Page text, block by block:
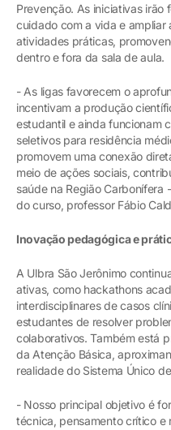
Prevenção. As iniciativas irão
cuidado com a vida e ampliar
atividades práticas,
dentro e fora da sala de aula.
- As ligas favorecem o
incentivam a produção
estudantil e ainda funcionam
seletivos para residência
promovem uma conexão
meio de ações sociais,
saúde na Região
do curso, professor Fábio
Inovação pedagógica e
A Ulbra São Jerônimo
ativas, como hackathons
interdisciplinares de casos
estudantes de resolver
colaborativos. Também está
da Atenção Básica,
realidade do Sistema Único
- Nosso principal objetivo é
técnica, pensamento crítico e